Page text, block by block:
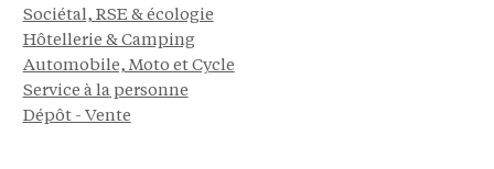
Sociétal, RSE & écologie
Hôtellerie & Camping
Automobile, Moto et Cycle
Service à la personne
Dépôt - Vente